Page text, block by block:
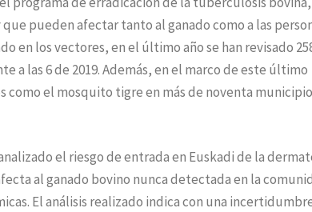
pueden afectar tanto al ganado como a las
en los vectores, en el último año se han revisado
a las 6 de 2019. Además, en el marco de este último
como el mosquito tigre en más de noventa
el riesgo de entrada en Euskadi de la
al ganado bovino nunca detectada en la
El análisis realizado indica con una